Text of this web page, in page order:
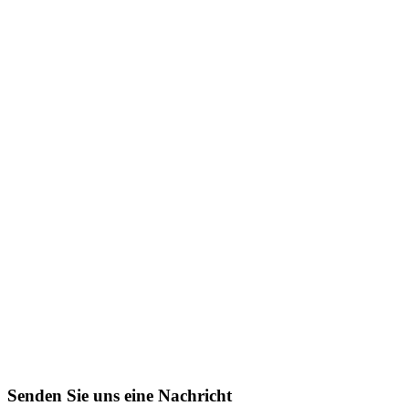
Senden Sie uns eine Nachricht